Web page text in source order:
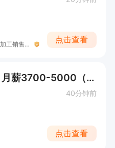
渭南市高新区日日兴肉制品加工销售坊
点击查看
快递打包工女性优先，月薪3700-5000（管午餐）
40分钟前
点击查看